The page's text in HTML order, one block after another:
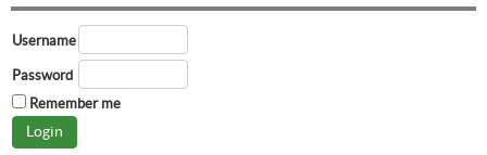
Username
Password
Remember me